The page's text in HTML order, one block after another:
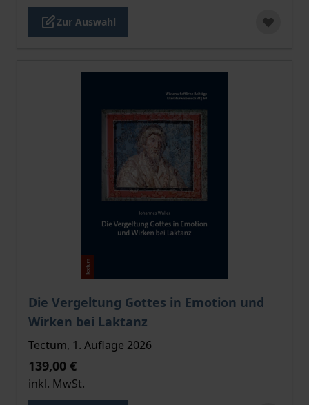
Zur Auswahl
Die Vergeltung Gottes in Emotion und
Wirken bei Laktanz
Der Preis dieses Titels richtet sich nach der
Tectum, 1. Auflage 2026
139,00 €
inkl. MwSt.